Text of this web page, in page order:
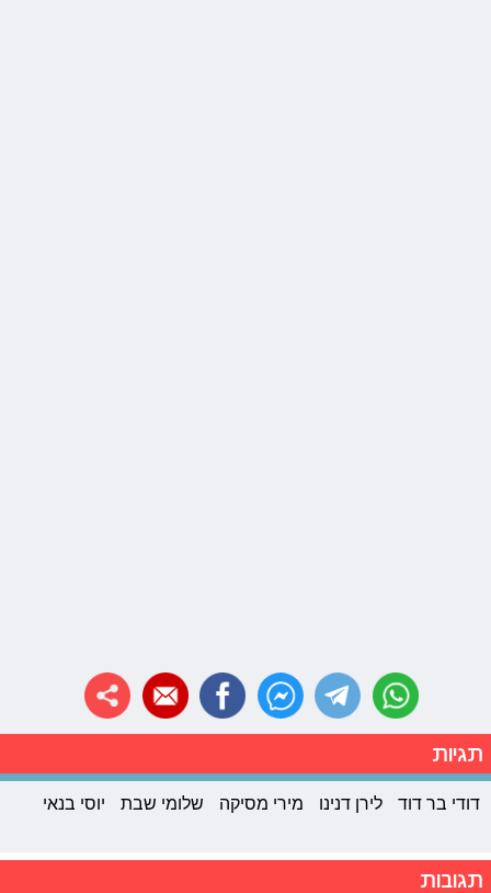
תגיות
דודי בר דוד לירן דנינו מירי מסיקה שלומי שבת יוסי בנאי
תגובות